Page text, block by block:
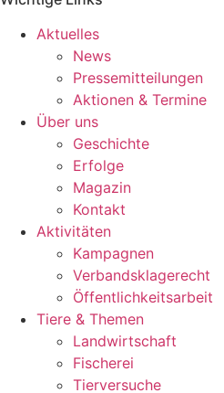
Aktuelles
News
Pressemitteilungen
Aktionen & Termine
Über uns
Geschichte
Erfolge
Magazin
Kontakt
Aktivitäten
Kampagnen
Verbandsklagerecht
Öffentlichkeitsarbeit
Tiere & Themen
Landwirtschaft
Fischerei
Tierversuche